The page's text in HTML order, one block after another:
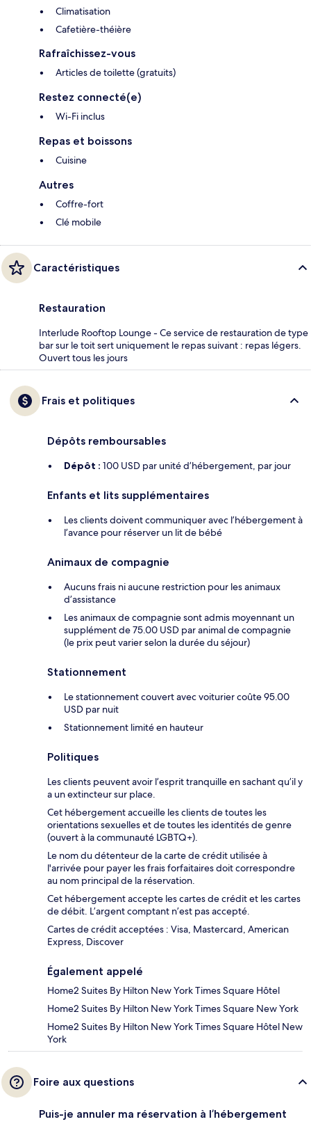
Climatisation
Cafetière-théière
Rafraîchissez-vous
Articles de toilette (gratuits)
Restez connecté(e)
Wi-Fi inclus
Repas et boissons
Cuisine
Autres
Coffre-fort
Clé mobile
Caractéristiques
Restauration
Interlude Rooftop Lounge - Ce service de restauration de type
bar sur le toit sert uniquement le repas suivant : repas légers.
Ouvert tous les jours
Frais et politiques
Dépôts remboursables
Dépôt : 100 USD par unité d’hébergement, par jour
Enfants et lits supplémentaires
Les clients doivent communiquer avec l’hébergement à
l’avance pour réserver un lit de bébé
Animaux de compagnie
Aucuns frais ni aucune restriction pour les animaux
d’assistance
Les animaux de compagnie sont admis moyennant un
supplément de 75.00 USD par animal de compagnie
(le prix peut varier selon la durée du séjour)
Stationnement
Le stationnement couvert avec voiturier coûte 95.00
USD par nuit
Stationnement limité en hauteur
Politiques
Les clients peuvent avoir l’esprit tranquille en sachant qu’il y
a un extincteur sur place.
Cet hébergement accueille les clients de toutes les
orientations sexuelles et de toutes les identités de genre
(ouvert à la communauté LGBTQ+).
Le nom du détenteur de la carte de crédit utilisée à
l'arrivée pour payer les frais forfaitaires doit correspondre
au nom principal de la réservation.
Cet hébergement accepte les cartes de crédit et les cartes
de débit. L’argent comptant n’est pas accepté.
Cartes de crédit acceptées : Visa, Mastercard, American
Express, Discover
Également appelé
Home2 Suites By Hilton New York Times Square Hôtel
Home2 Suites By Hilton New York Times Square New York
Home2 Suites By Hilton New York Times Square Hôtel New
York
Foire aux questions
Puis-je annuler ma réservation à l’hébergement